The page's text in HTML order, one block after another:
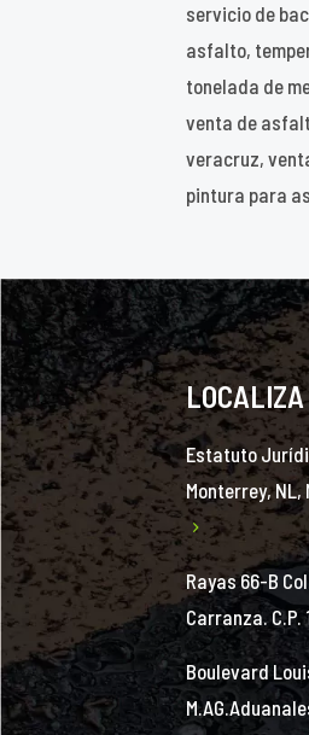
servicio de
asfalto,
tonelada de
venta de
veracruz,
pintura para
Estatuto
Monterrey, NL,
Rayas 66-B
Carranza. C.P.
Boulevard